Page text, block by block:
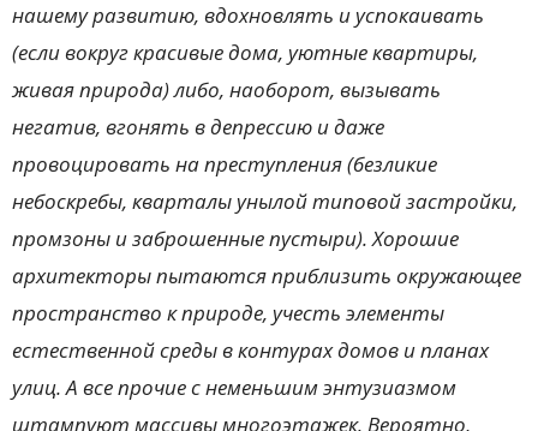
нашему развитию, вдохновлять и успокаивать
(если вокруг красивые дома, уютные квартиры,
живая природа) либо, наоборот, вызывать
негатив, вгонять в депрессию и даже
провоцировать на преступления (безликие
небоскребы, кварталы унылой типовой застройки,
промзоны и заброшенные пустыри). Хорошие
архитекторы пытаются приблизить окружающее
пространство к природе, учесть элементы
естественной среды в контурах домов и планах
улиц. А все прочие с неменьшим энтузиазмом
штампуют массивы многоэтажек. Вероятно,